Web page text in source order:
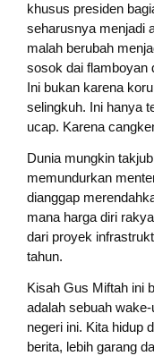
khusus presiden
seharusnya menjadi
malah berubah
sosok dai flamboyan
Ini bukan karena
selingkuh. Ini hanya
ucap. Karena
Dunia mungkin
memundurkan
dianggap
mana harga diri
dari proyek
tahun.
Kisah Gus Miftah ini
adalah sebuah
negeri ini. Kita hidup
berita, lebih garang